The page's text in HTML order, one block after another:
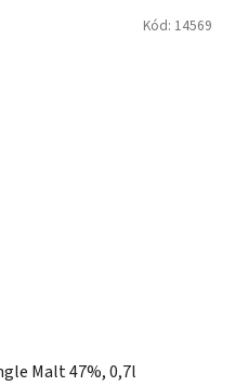
Malt 47%, 0,7l
Kód: 14569